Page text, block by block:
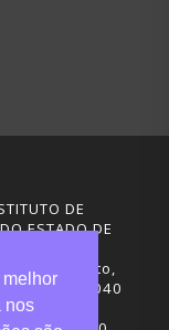
DE
ESTADO DE
de Ouro Preto,
88020-040
- SC
nos